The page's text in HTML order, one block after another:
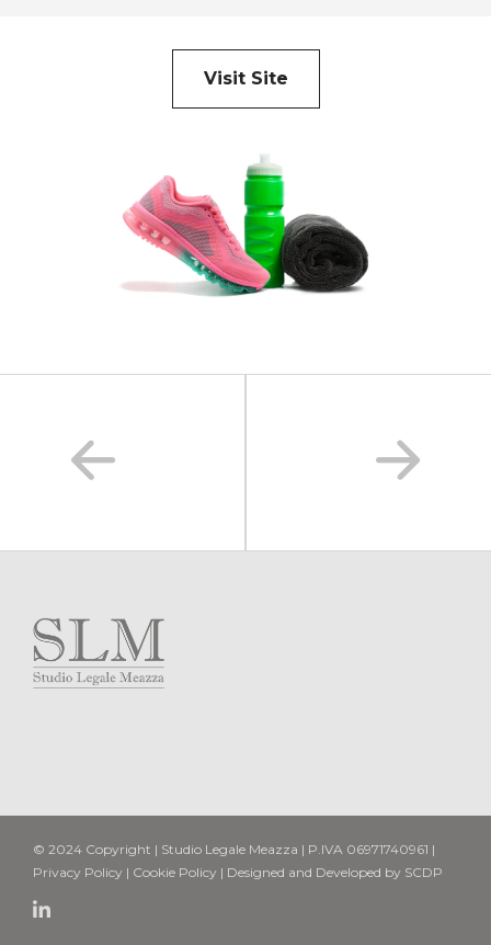
Visit Site
© 2024 Copyright | Studio Legale Meazza | P.IVA 06971740961 |
Privacy Policy | Cookie Policy | Designed and Developed by SCDP